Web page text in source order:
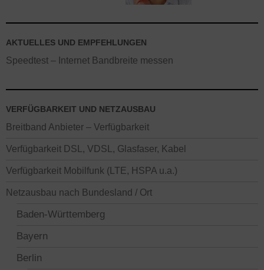
AKTUELLES UND EMPFEHLUNGEN
Speedtest – Internet Bandbreite messen
VERFÜGBARKEIT UND NETZAUSBAU
Breitband Anbieter – Verfügbarkeit
Verfügbarkeit DSL, VDSL, Glasfaser, Kabel
Verfügbarkeit Mobilfunk (LTE, HSPA u.a.)
Netzausbau nach Bundesland / Ort
Baden-Württemberg
Bayern
Berlin